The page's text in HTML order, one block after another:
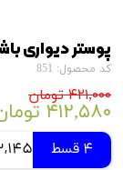
پوستر دیواری
کد محصول: 851
۴۲۱,۰۰۰ تومان
۴۱۲,۵۸۰ تومان
4 قسط 103,145